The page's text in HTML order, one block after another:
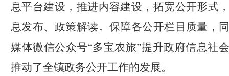
息平台建设，推进内容建设， 拓宽公开形式
息发布、政策解读。保障各公开栏目质量，
媒体微信公众号“多宝农旅”提升政府信息社
推动了全镇政务公开工作的发展。